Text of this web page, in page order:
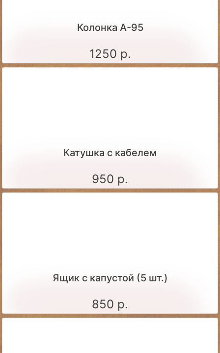
Колонка А-95
1250 р.
Катушка с кабелем
950 р.
Ящик c капустой (5 шт.)
850 р.